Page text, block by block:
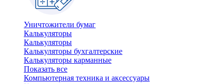
Уничтожители бумаг
Калькуляторы
Калькуляторы
Калькуляторы бухгалтерские
Калькуляторы карманные
Показать все
Компьютерная техника и аксессуары